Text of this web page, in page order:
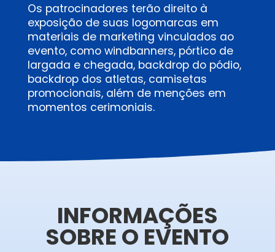
Os patrocinadores terão direito à
exposição de suas logomarcas em
materiais de marketing vinculados ao
evento, como windbanners, pórtico de
largada e chegada, backdrop do pódio,
backdrop dos atletas, camisetas
promocionais, além de menções em
momentos cerimoniais.
INFORMAÇÕES
SOBRE O EVENTO